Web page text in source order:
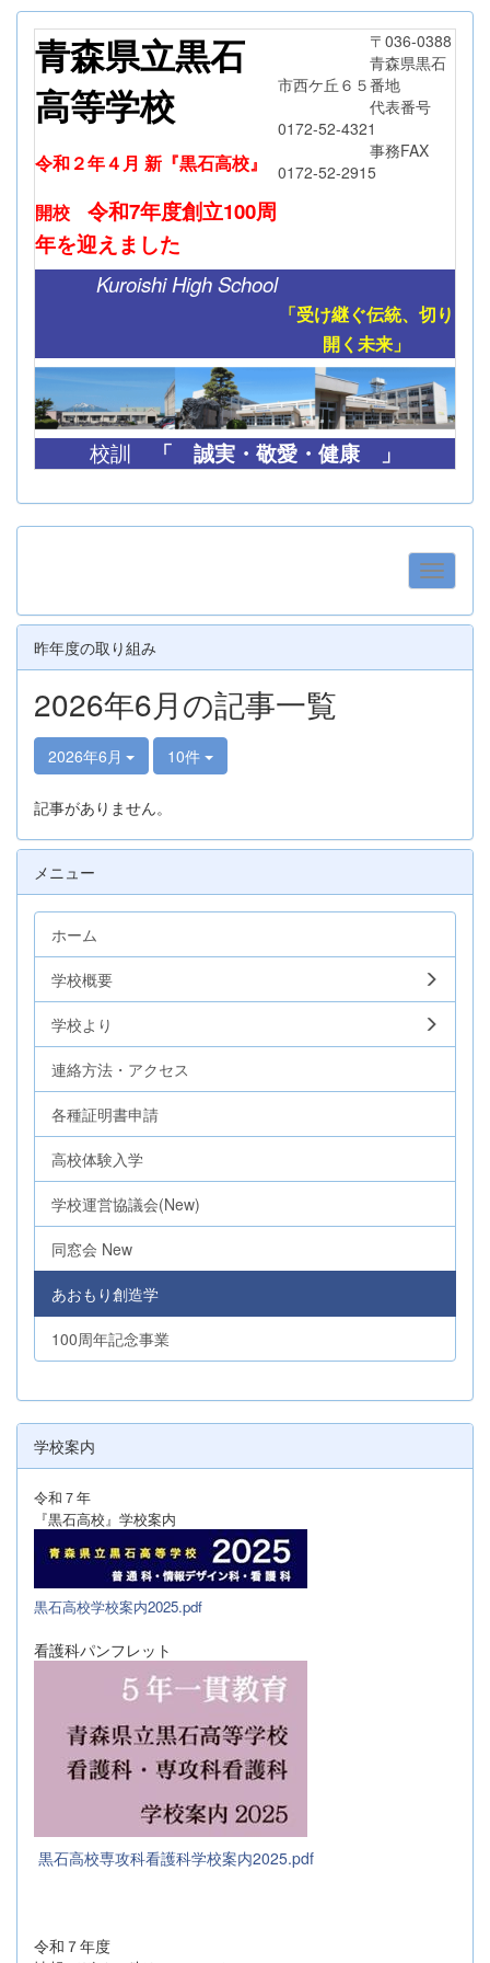
青森県立黒石
高等学校
令和２年４月 新『黒石高校』
開校
令和7年度創立100周
年を迎えました
〒036-0388
青森県黒石
市西ケ丘６５番地
代表番号
0172-52-4321
事務FAX
0172-52-2915
Kuroishi High School
「受け継ぐ伝統、切り
開く未来」
校訓 「 誠実・敬愛・健康 」
昨年度の取り組み
2026年6月の記事一覧
2026年6月 10件
記事がありません。
メニュー
ホーム
学校概要
学校より
連絡方法・アクセス
各種証明書申請
高校体験入学
学校運営協議会(New)
同窓会 New
あおもり創造学
100周年記念事業
学校案内
令和７年
『黒石高校』学校案内
黒石高校学校案内2025.pdf
看護科パンフレット
黒石高校専攻科看護科学校案内2025.pdf
令和７年度